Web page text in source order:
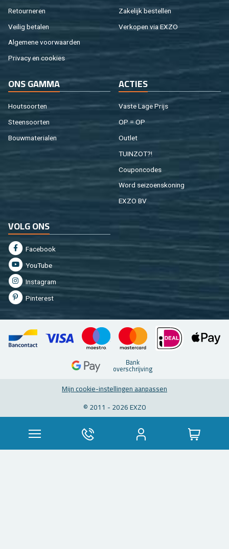
Re­tour­ne­ren
Vei­lig be­ta­len
Al­ge­me­ne voor­waar­den
Pri­va­cy en coo­kies
Za­ke­lijk be­stel­len
Ver­ko­pen via EXZO
ONS GAMMA
Hout­soor­ten
Steen­soor­ten
Bouw­ma­te­ri­a­len
AC­TIES
Vaste Lage Prijs
OP = OP
Out­let
TUIN­ZOT?!
Cou­pon­co­des
Word sei­zoens­ko­ning
EXZO BV
VOLG ONS
Fa­cebook
You­Tu­be
In­st­agram
Pin­te­rest
Bank
over­schrij­ving
Mijn coo­kie-in­stel­lin­gen aan­pas­sen
© 2011 - 2026 EXZO